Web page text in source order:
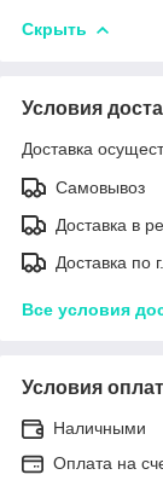
Скрыть
Условия
Доставка
Самовывоз
Доставка в
Доставка по
Все условия
Условия
Наличными
Оплата на